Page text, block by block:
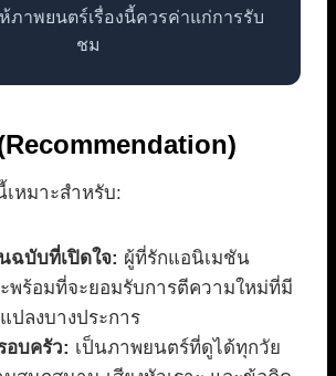
ภาพยนตร์เรื่องนี้ควรค่าแก่การรับ
ชม
เหมาะสำหรับ:
ฉบับที่เปิดใจ: ผู้ที่รักแอนิเมชัน
พร้อมที่จะยอมรับการตีความใหม่ที่มี
ปลงบางประการ
อบครัว: เป็นภาพยนตร์ที่ดูได้ทุกวัย